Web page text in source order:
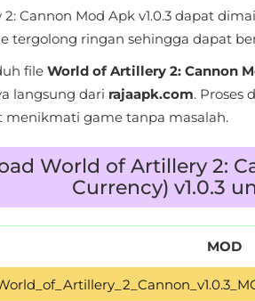
Cannon Mod Apk v1.0.3 dapat
tergolong ringan sehingga dapat
file World of Artillery 2: Cannon
langsung dari rajaapk.com. Proses
menikmati game tanpa masalah.
World of Artillery 2:
Currency) v1.0.3
MOD